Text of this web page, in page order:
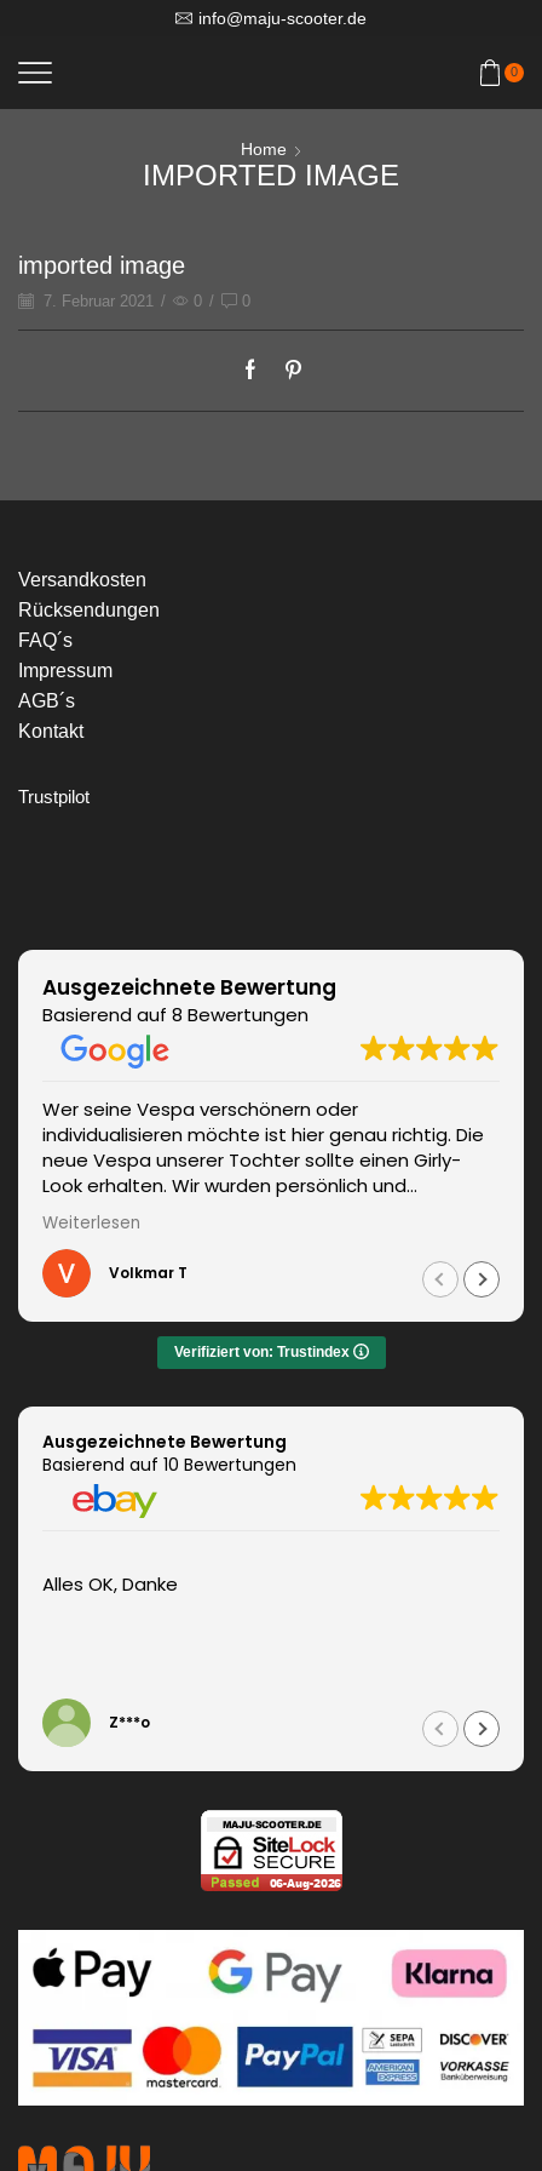
info@maju-scooter.de
0
Home
IMPORTED IMAGE
imported image
7. Februar 2021 / 0 / 0
Versandkosten
Rücksendungen
FAQ´s
Impressum
AGB´s
Kontakt
Trustpilot
Ausgezeichnete Bewertung
Basierend auf 8 Bewertungen
Wer seine Vespa verschönern oder
individualisieren möchte ist hier genau richtig. Die
neue Vespa unserer Tochter sollte einen Girly-
Look erhalten. Wir wurden persönlich und
kompetent beraten. Die Lieferung erfolgte
unverzüglich. Weitere Änderungen waren auch kein
Problem und wurden sofort umgesetzt.
Informationen zum fachgerechten Anbringen sind
Das Ergebnis war jeden Euro wert. Vielen Dank!
Weiterlesen
Volkmar T
Verifiziert von: Trustindex
Ausgezeichnete Bewertung
Basierend auf 10 Bewertungen
Alles OK, Danke
Z***o